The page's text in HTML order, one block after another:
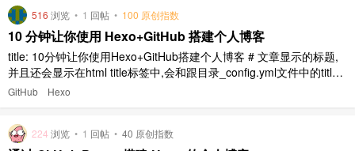
516 浏览 • 1 回帖 • 100 原创指数
10 分钟让你使用 Hexo+GitHub 搭建个人博客
title: 10分钟让你使用Hexo+GitHub搭建个人博客 # 文章显示的标题,
并且还会显示在html title标签中,会和跟目录_config.yml文件中的title
属性以 | 分隔符一起显示 date: { { date } } tags: [Hexo, GitHub] descr
GitHub Hexo
224 浏览 • 1 回帖 • 40 原创指数